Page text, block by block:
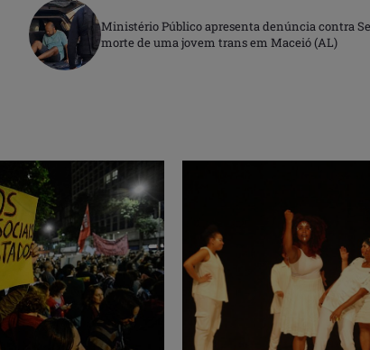
Ministério Público apresenta denúncia contra
morte de uma jovem trans em Maceió (AL)